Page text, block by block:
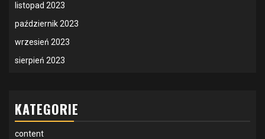
listopad 2023
październik 2023
wrzesień 2023
sierpień 2023
KATEGORIE
content